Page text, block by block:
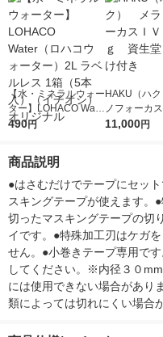
【水・ミネラルウォー
ター】LOHACO Wate
r（ロハコウォータ
シ） オリジナル
490円
HAKU（ハ
ノフォーカ
5ｇ 資生堂
11,000円
商品説明
●はさむだけでテープにセッ
スキングテープが使えます。
切ったマスキングテープの切
イです。●特殊加工刃はケガ
せん。●小巻きテープ専用で
してください。※内径３０
には使用できない場合があり
類によっては切れにくい場合